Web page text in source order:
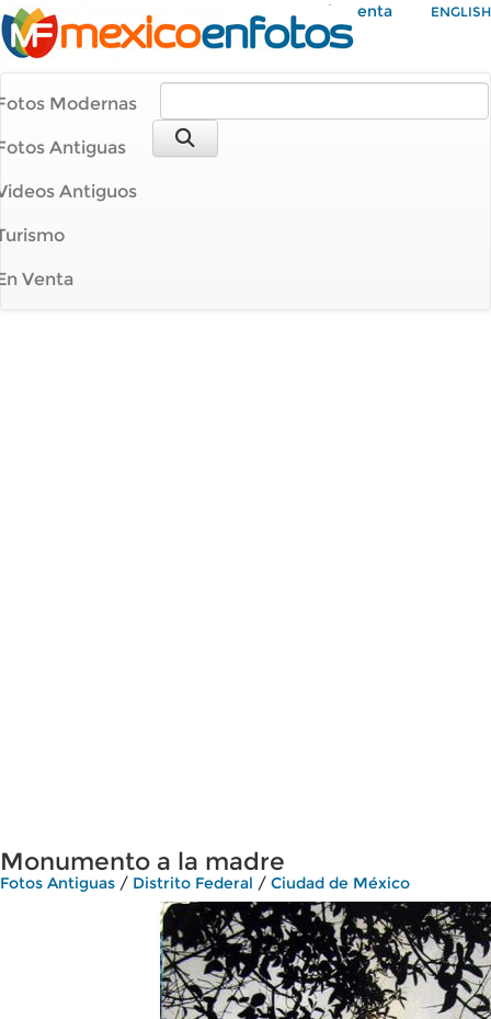
Mi Cuenta ENGLISH
Modernas
Antiguas
Antiguos
Venta
Monumento a la madre
Fotos Antiguas / Distrito Federal / Ciudad de México